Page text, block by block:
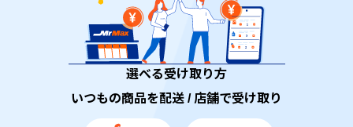
選べる受け取り方
いつもの商品を配送 / 店舗で受け取り